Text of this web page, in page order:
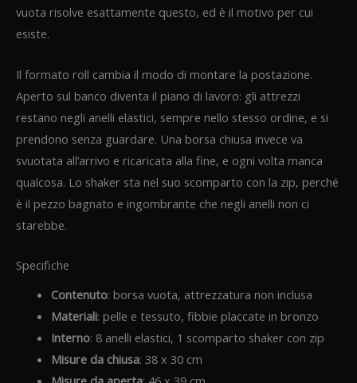
vuota risolve esattamente questo, ed è il motivo per cui
esiste.
Il formato roll cambia il modo di montare la postazione.
Aperto sul banco diventa il piano di lavoro: gli attrezzi
restano negli anelli elastici, sempre nello stesso ordine, e si
prendono senza guardare. Una borsa chiusa invece va
svuotata all’arrivo e ricaricata alla fine, e ogni volta manca
qualcosa. Lo shaker sta nel suo scomparto con la zip, perché
è il pezzo bagnato e ingombrante che negli anelli non ci
starebbe.
Specifiche
Contenuto: borsa vuota, attrezzatura non inclusa
Materiali: pelle e tessuto, fibbie placcate in bronzo
Interno: 8 anelli elastici, 1 scomparto shaker con zip
Misure da chiusa: 38 x 30 cm